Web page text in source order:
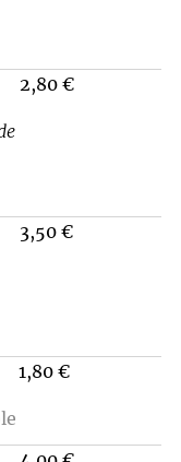
2,80 €
3,50 €
1,80 €